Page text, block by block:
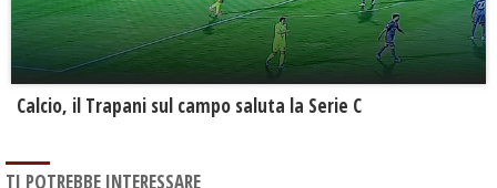
Calcio, il Trapani sul campo saluta la Serie C
TI POTREBBE INTERESSARE